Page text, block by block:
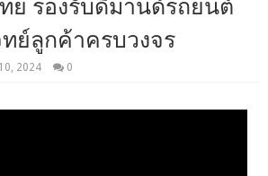
ย์ลูกค้าครบวงจร
2024 0